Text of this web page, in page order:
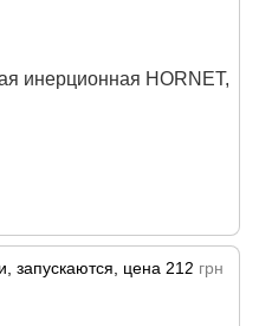
инерционная HORNET,